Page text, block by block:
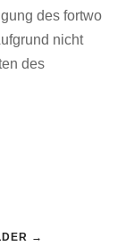
des fortwo
nicht
des
→